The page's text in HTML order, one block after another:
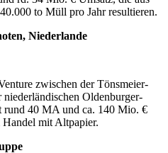
to Müll pro Jahr resultieren.
Niederlande
zwischen der Tönsmeier-
Oldenburger-
rund 40 MA und ca. 140 Mio. €
mit Altpapier.